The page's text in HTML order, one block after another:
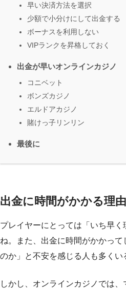
早い決済方法を選択
少額で小分けにして出金する
ボーナスを利用しない
VIPランクを昇格しておく
出金が早いオンラインカジノ
コニベット
ボンズカジノ
エルドアカジノ
賭けっ子リンリン
最後に
出金に時間がかかる理
プレイヤーにとっては「いち早
ね。また、出金に時間がかかっ
のか」と不安を感じる人も多くい
しかし、オンラインカジノでは